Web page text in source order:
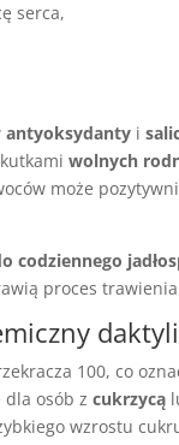
serca,
antyoksydanty i
wolnych
może
codziennego
proces
100, co
dla osób zcukrzycą
wzrostu